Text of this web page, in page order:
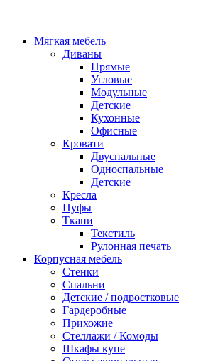
Мягкая мебель
Диваны
Прямые
Угловые
Модульные
Детские
Кухонные
Офисные
Кровати
Двуспальные
Односпальные
Детские
Кресла
Пуфы
Ткани
Текстиль
Рулонная печать
Корпусная мебель
Стенки
Спальни
Детские / подростковые
Гардеробные
Прихожие
Стеллажи / Комоды
Шкафы купе